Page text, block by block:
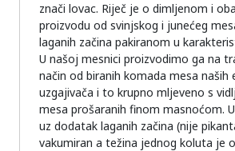
znači lovac. Riječ je o dimljenom i
proizvodu od svinjskog i junećeg
laganih začina pakiranom u
U našoj mesnici proizvodimo ga na
način od biranih komada mesa naših
uzgajivača i to krupno mljeveno s
mesa prošaranih finom masnoćom.
uz dodatak laganih začina (nije
vakumiran a težina jednog koluta je